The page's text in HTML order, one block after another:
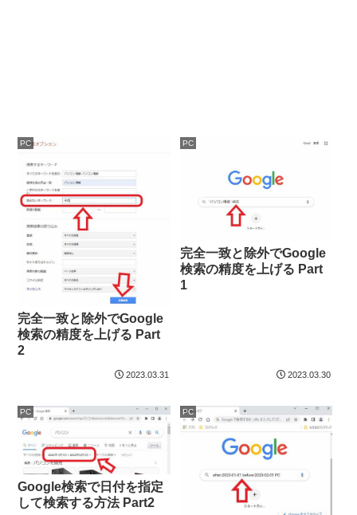
PC
完全一致と除外でGoogle
検索の精度を上げる Part
2
2023.03.31
PC
完全一致と除外でGoogle
検索の精度を上げる Part
1
2023.03.30
PC
Google検索で日付を指定
して検索する方法 Part2
PC